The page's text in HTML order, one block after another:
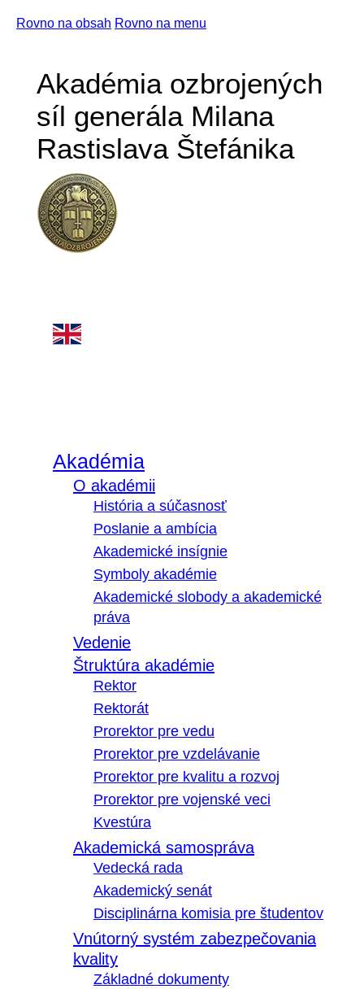
Rovno na obsah Rovno na menu
Akadémia ozbrojených
síl generála Milana
Rastislava Štefánika
Akadémia
O akadémii
História a súčasnosť
Poslanie a ambícia
Akademické insígnie
Symboly akadémie
Akademické slobody a akademické
práva
Vedenie
Štruktúra akadémie
Rektor
Rektorát
Prorektor pre vedu
Prorektor pre vzdelávanie
Prorektor pre kvalitu a rozvoj
Prorektor pre vojenské veci
Kvestúra
Akademická samospráva
Vedecká rada
Akademický senát
Disciplinárna komisia pre študentov
Vnútorný systém zabezpečovania
kvality
Základné dokumenty